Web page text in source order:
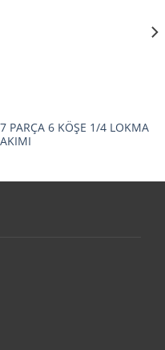
PARÇA 6 KÖŞE 1/4 LOKMA